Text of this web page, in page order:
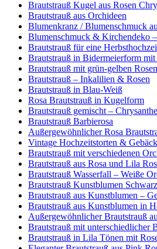
Brautstrauß Kugel aus Rosen
Brautstrauß aus Orchideen
Blumenkranz / Blumenschmuck
Blumenschmuck & Kirchendeko
Brautstrauß für eine
Brautstrauß in Bidermeierform
Brautstrauß mit grün-gelben
Brautstrauß – Inkalilien & Rosen
Brautstrauß in Blau-Weiß
Rosa Brautstrauß in Kugelform
Brautstrauß gemischt –
Brautstrauß Barbierosa
Außergewöhnlicher Rosa
Vintage Hochzeitstorten & Gebäck
Brautstrauß mit verschiedenen
Brautstrauß aus Rosa und Lila
Brautstrauß Wasserfall – Weiße
Brautstrauß Kunstblumen
Brautstrauß aus Kunstblumen –
Brautstrauß aus Kunstblumen in
Außergewöhnlicher Brautstrauß
Brautstrauß mit unterschiedlicher
Brautstrauß in Lila Tönen mit